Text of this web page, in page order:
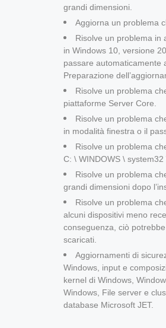
grandi dimensioni.
Aggiorna un problema
Risolve un problema in
in Windows 10, versione
passare automaticamente
Preparazione
Risolve un problema
piattaforme Server Core.
Risolve un problema
in modalità finestra o il
Risolve un problema
C: \ WINDOWS \
Risolve un problema
grandi dimensioni dopo
Risolve un problema
alcuni dispositivi meno
conseguenza, ciò
scaricati.
Aggiornamenti di
Windows, input e
kernel di Windows,
Windows, File server e
database Microsoft JET.